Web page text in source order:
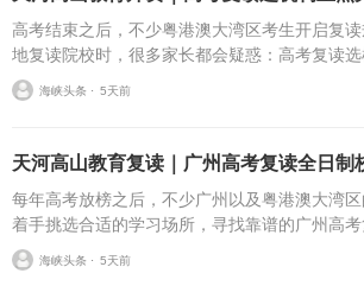
高考结束之后，不少粤港澳大湾区考生开启复
地复读院校时，很多家长都会疑惑：高考复读
度？择校过程里，师资力量往往是众多家庭重点
教师团队，决定复习方...
海峡头条 ⋅ 5天前
天河高山教育复读｜广州高考复读全日制
每年高考放榜之后，不少广州以及粤港澳大湾
着手挑选合适的学习场所，寻找靠谱的广州高
校过程里，很多家庭十分困惑：广州高考复读全
么样的广州高考复读机...
海峡头条 ⋅ 5天前